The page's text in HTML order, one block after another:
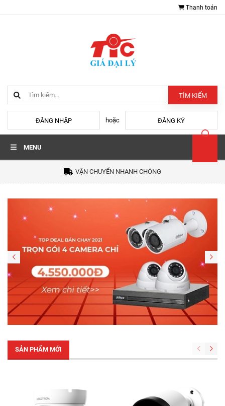
Thanh toán
TÌM KIẾM
ĐĂNG NHẬP hoặc ĐĂNG KÝ
MENU
VẬN CHUYỂN NHANH CHÓNG
SẢN PHẨM MỚI